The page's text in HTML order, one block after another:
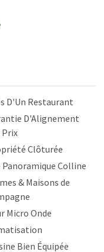
a personnellement
nombreux magazines
apprécié l'intérieur
et sa grande
sont climatisées
sur demande
pendant les journées
aux hôtes de se
sur le Val
D'Un Restaurant
D'Alignement
Prix
Clôturée
Panoramique Colline
& Maisons de
Micro Onde
Bien Équipée